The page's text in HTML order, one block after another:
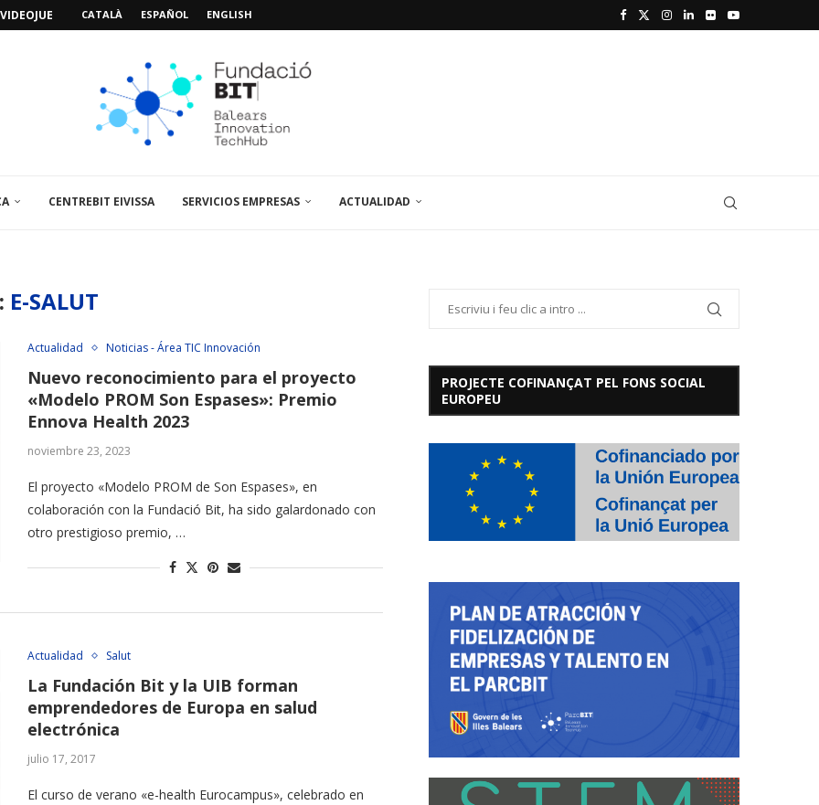
«MISSIÓN POSIDÓNIA PRO»
CATALÀ ESPAÑOL ENGLISH
CENTREBIT EIVISSA SERVICIOS EMPRESAS ACTUALIDAD
E-SALUT
Actualidad Noticias - Área TIC Innovación
Nuevo reconocimiento para el proyecto
«Modelo PROM Son Espases»: Premio
Ennova Health 2023
noviembre 23, 2023
El proyecto «Modelo PROM de Son Espases», en
colaboración con la Fundació Bit, ha sido galardonado con
otro prestigioso premio, …
Actualidad Salut
La Fundación Bit y la UIB forman
emprendedores de Europa en salud
electrónica
julio 17, 2017
El curso de verano «e-health Eurocampus», celebrado en
PROJECTE COFINANÇAT PEL FONS SOCIAL
EUROPEU